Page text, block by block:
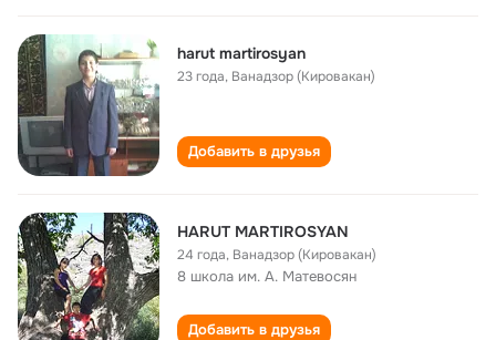
harut martirosyan
23 года, Ванадзор (Кировакан)
Добавить в друзья
HARUT MARTIROSYAN
24 года, Ванадзор (Кировакан)
8 школа им. А. Матевосян
Добавить в друзья